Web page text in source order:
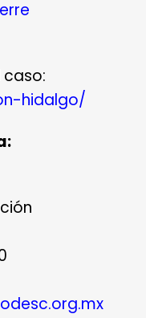
hidalgo/